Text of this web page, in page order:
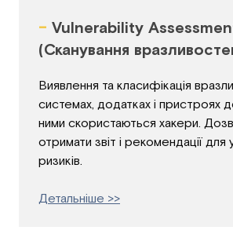
- Vulnerability
(Сканування
Виявлення та класифікація
системах, додатках і пристроях
ними скористаються хакери.
отримати звіт і рекомендації для
ризиків.
Детальніше >>